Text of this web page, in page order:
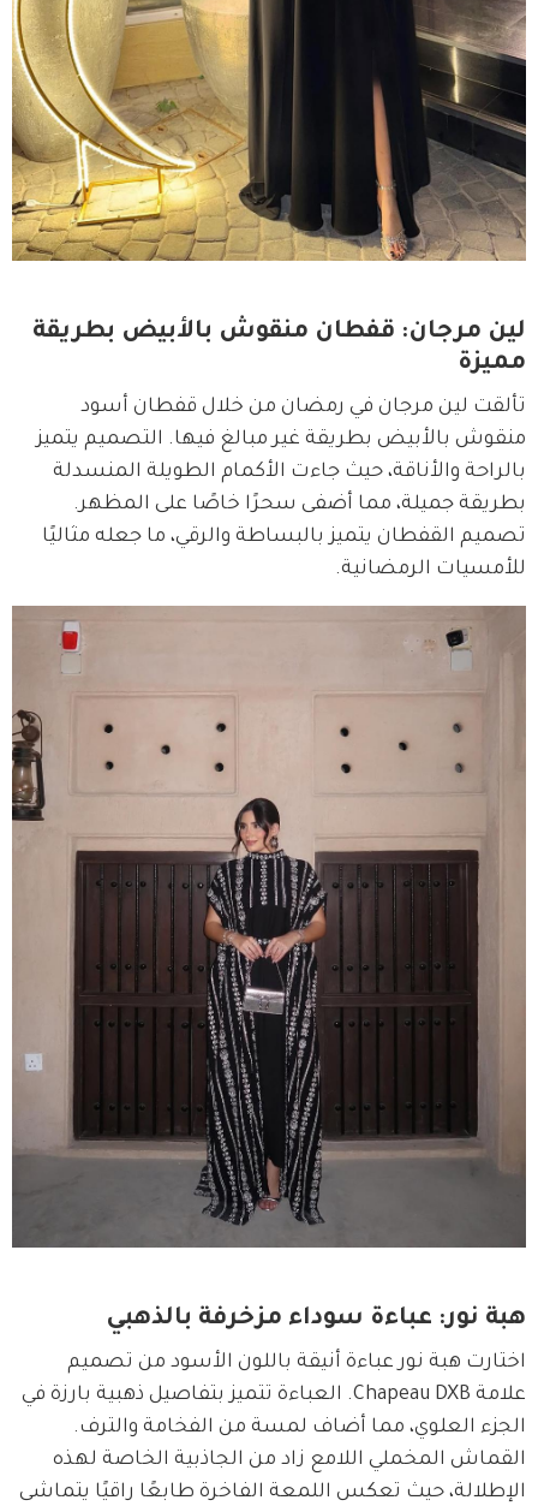
لين مرجان: قفطان منقوش بالأبيض بطريقة
مميزة
تألقت لين مرجان في رمضان من خلال قفطان أسود
منقوش بالأبيض بطريقة غير مبالغ فيها. التصميم يتميز
بالراحة والأناقة، حيث جاءت الأكمام الطويلة المنسدلة
بطريقة جميلة، مما أضفى سحرًا خاصًا على المظهر.
تصميم القفطان يتميز بالبساطة والرقي، ما جعله مثاليًا
للأمسيات الرمضانية.
هبة نور: عباءة سوداء مزخرفة بالذهبي
اختارت هبة نور عباءة أنيقة باللون الأسود من تصميم
علامة Chapeau DXB. العباءة تتميز بتفاصيل ذهبية بارزة في
الجزء العلوي، مما أضاف لمسة من الفخامة والترف.
القماش المخملي اللامع زاد من الجاذبية الخاصة لهذه
الإطلالة، حيث تعكس اللمعة الفاخرة طابعًا راقيًا يتماشى